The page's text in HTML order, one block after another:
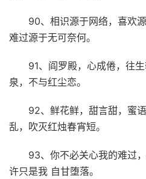
90、相识源于网络，喜欢
难过源于无可奈何。
91、阎罗殿，心成倦，往
泉，不与红尘恋。
92、鲜花鲜，甜言甜，蜜
乱，吹灭红烛春宵短。
93、你不必关心我的难过
许只是我 自甘堕落。